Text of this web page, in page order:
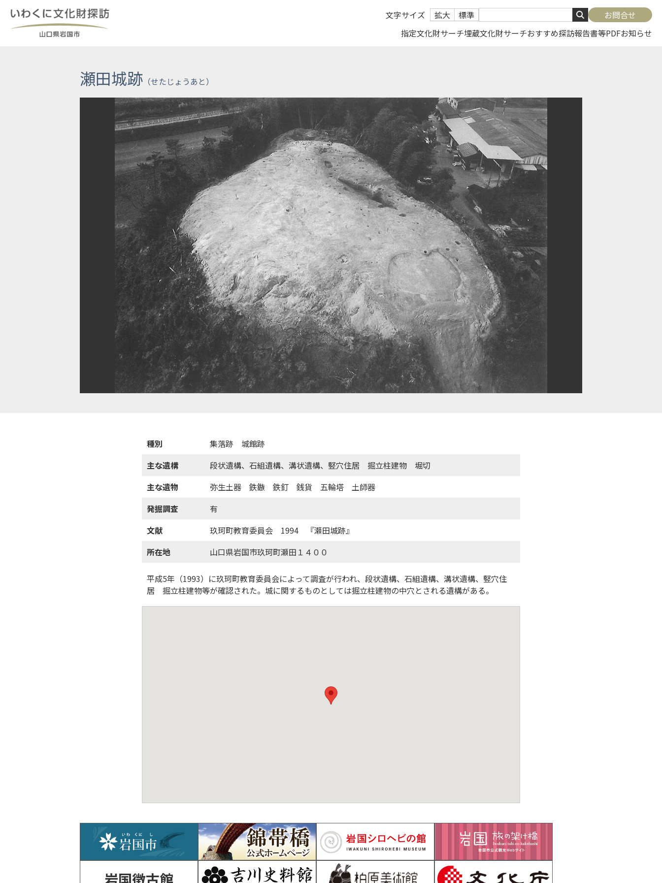
content
文字サイズ 拡大 標準
お問合せ
指定文化財サーチ埋蔵文化財サーチおすすめ探訪報告書等PDFお知らせ
瀬田城跡
種別
集落跡 城館跡
主な遺構
段状遺構、石組遺構、溝状遺構、竪穴住居 掘立柱建物 堀切
主な遺物
弥生土器 鉄鏃 鉄釘 銭貨 五輪塔 土師器
発掘調査
有
文献
玖珂町教育委員会 1994 『瀬田城跡』
所在地
山口県岩国市玖珂町瀬田１４００
平成5年（1993）に玖珂町教育委員会によって調査が行われ、段状遺構、石組遺構、溝状遺構、竪穴住
居 掘立柱建物等が確認された。城に関するものとしては掘立柱建物の中穴とされる遺構がある。